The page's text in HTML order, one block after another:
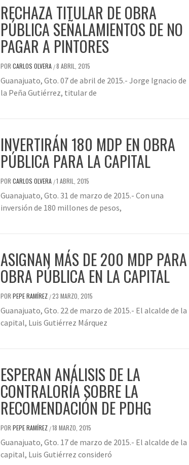
RECHAZA TITULAR DE OBRA
PÚBLICA SEÑALAMIENTOS DE NO
PAGAR A PINTORES
POR CARLOS OLVERA /8 ABRIL, 2015
Guanajuato, Gto. 07 de abril de 2015.- Jorge Ignacio de
la Peña Gutiérrez, titular de
INVERTIRÁN 180 MDP EN OBRA
PÚBLICA PARA LA CAPITAL
POR CARLOS OLVERA /1 ABRIL, 2015
Guanajuato, Gto. 31 de marzo de 2015.- Con una
inversión de 180 millones de pesos,
ASIGNAN MÁS DE 200 MDP PARA
OBRA PÚBLICA EN LA CAPITAL
POR PEPE RAMÍREZ /23 MARZO, 2015
Guanajuato, Gto. 22 de marzo de 2015.- El alcalde de la
capital, Luis Gutiérrez Márquez
ESPERAN ANÁLISIS DE LA
CONTRALORÍA SOBRE LA
RECOMENDACIÓN DE PDHG
POR PEPE RAMÍREZ /18 MARZO, 2015
Guanajuato, Gto. 17 de marzo de 2015.- El alcalde de la
capital, Luis Gutiérrez consideró